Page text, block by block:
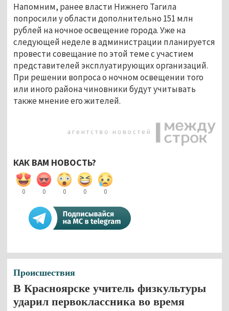
Напомним, ранее власти Нижнего Тагила
попросили у области дополнительно 151 млн
рублей на ночное освещение города. Уже на
следующей неделе в администрации планируется
провести совещание по этой теме с участием
представителей эксплуатирующих организаций.
При решении вопроса о ночном освещении того
или иного района чиновники будут учитывать
также мнение его жителей.
КАК ВАМ НОВОСТЬ?
0 0 0 0 0
Происшествия
В Красноярске учитель физкультуры
ударил первоклассника во время